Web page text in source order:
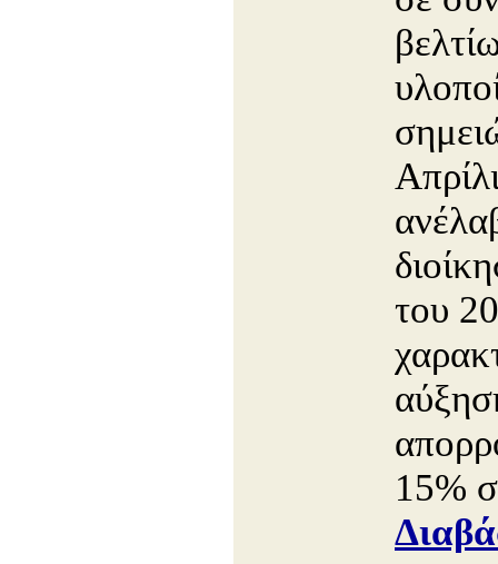
του
15%